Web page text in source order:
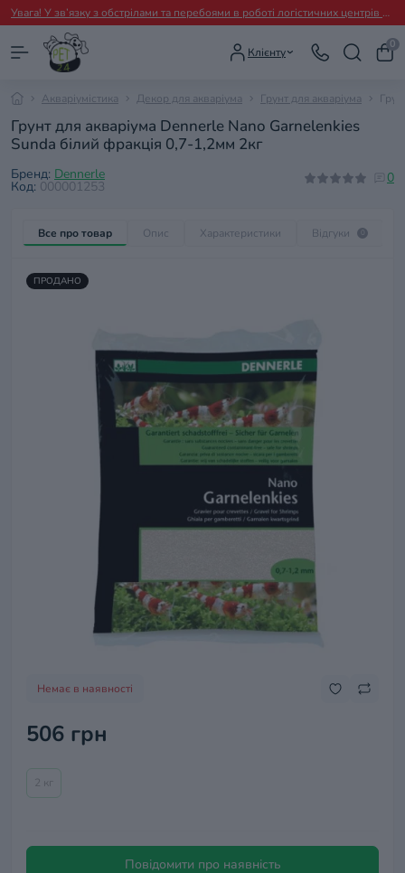
Увага! У зв’язку з обстрілами та перебоями в роботі логістичних центрів перевізників можливі тимчасові затримки з відправленням замовлень.
Клієнту
0
Акваріумістика Декор для акваріума Грунт для акваріума
Грунт для акваріума Dennerle Nano Garnelenkies
Sunda білий фракція 0,7-1,2мм 2кг
Бренд: Dennerle
Код: 000001253
0
Все про товар Опис Характеристики Відгуки
ПРОДАНО
Немає в наявності
506 грн
2 кг
Повідомити про наявність